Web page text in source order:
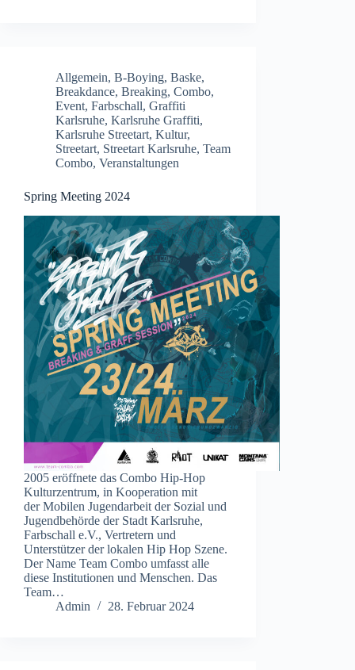
Allgemein, B-Boying, Baske,
Breakdance, Breaking, Combo,
Event, Farbschall, Graffiti
Karlsruhe, Karlsruhe Graffiti,
Karlsruhe Streetart, Kultur,
Streetart, Streetart Karlsruhe, Team
Combo, Veranstaltungen
Spring Meeting 2024
2005 eröffnete das Combo Hip-Hop
Kulturzentrum, in Kooperation mit
der Mobilen Jugendarbeit der Sozial und
Jugendbehörde der Stadt Karlsruhe,
Farbschall e.V., Vertretern und
Unterstützer der lokalen Hip Hop Szene.
Der Name Team Combo umfasst alle
diese Institutionen und Menschen. Das
Team…
Admin
28. Februar 2024